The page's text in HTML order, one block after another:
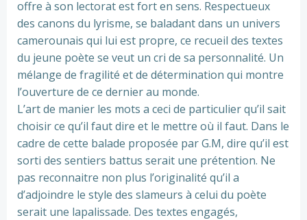
offre à son lectorat est fort en sens. Respectueux
des canons du lyrisme, se baladant dans un univers
camerounais qui lui est propre, ce recueil des textes
du jeune poète se veut un cri de sa personnalité. Un
mélange de fragilité et de détermination qui montre
l’ouverture de ce dernier au monde.
L’art de manier les mots a ceci de particulier qu’il sait
choisir ce qu’il faut dire et le mettre où il faut. Dans le
cadre de cette balade proposée par G.M, dire qu’il est
sorti des sentiers battus serait une prétention. Ne
pas reconnaitre non plus l’originalité qu’il a
d’adjoindre le style des slameurs à celui du poète
serait une lapalissade. Des textes engagés,